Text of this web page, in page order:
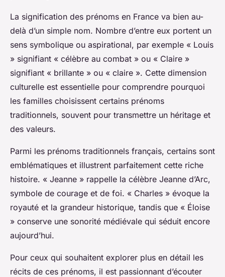
La signification des prénoms en France va bien au-
delà d’un simple nom. Nombre d’entre eux portent un
sens symbolique ou aspirational, par exemple « Louis
» signifiant « célèbre au combat » ou « Claire »
signifiant « brillante » ou « claire ». Cette dimension
culturelle est essentielle pour comprendre pourquoi
les familles choisissent certains prénoms
traditionnels, souvent pour transmettre un héritage et
des valeurs.
Parmi les prénoms traditionnels français, certains sont
emblématiques et illustrent parfaitement cette riche
histoire. « Jeanne » rappelle la célèbre Jeanne d’Arc,
symbole de courage et de foi. « Charles » évoque la
royauté et la grandeur historique, tandis que « Éloise
» conserve une sonorité médiévale qui séduit encore
aujourd’hui.
Pour ceux qui souhaitent explorer plus en détail les
récits de ces prénoms, il est passionnant d’écouter